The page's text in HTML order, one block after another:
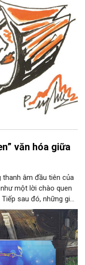
văn hóa giữa
thanh âm đầu tiên của
một lời chào quen
sau đó, những giai
lên qua phần biểu
sĩ Bình Minh Jazz
cảm xúc ngay giữa